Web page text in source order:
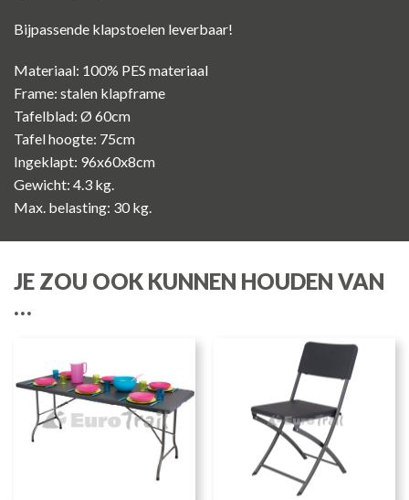
Bijpassende klapstoelen leverbaar!
Materiaal: 100% PES materiaal
Frame: stalen klapframe
Tafelblad: Ø 60cm
Tafel hoogte: 75cm
Ingeklapt: 96x60x8cm
Gewicht: 4.3 kg.
Max. belasting: 30 kg.
JE ZOU OOK KUNNEN HOUDEN VAN
…